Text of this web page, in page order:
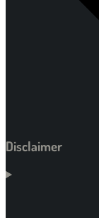
Disclaimer